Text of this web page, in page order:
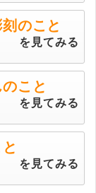
のこと
を見てみる
こと
を見てみる
を見てみる